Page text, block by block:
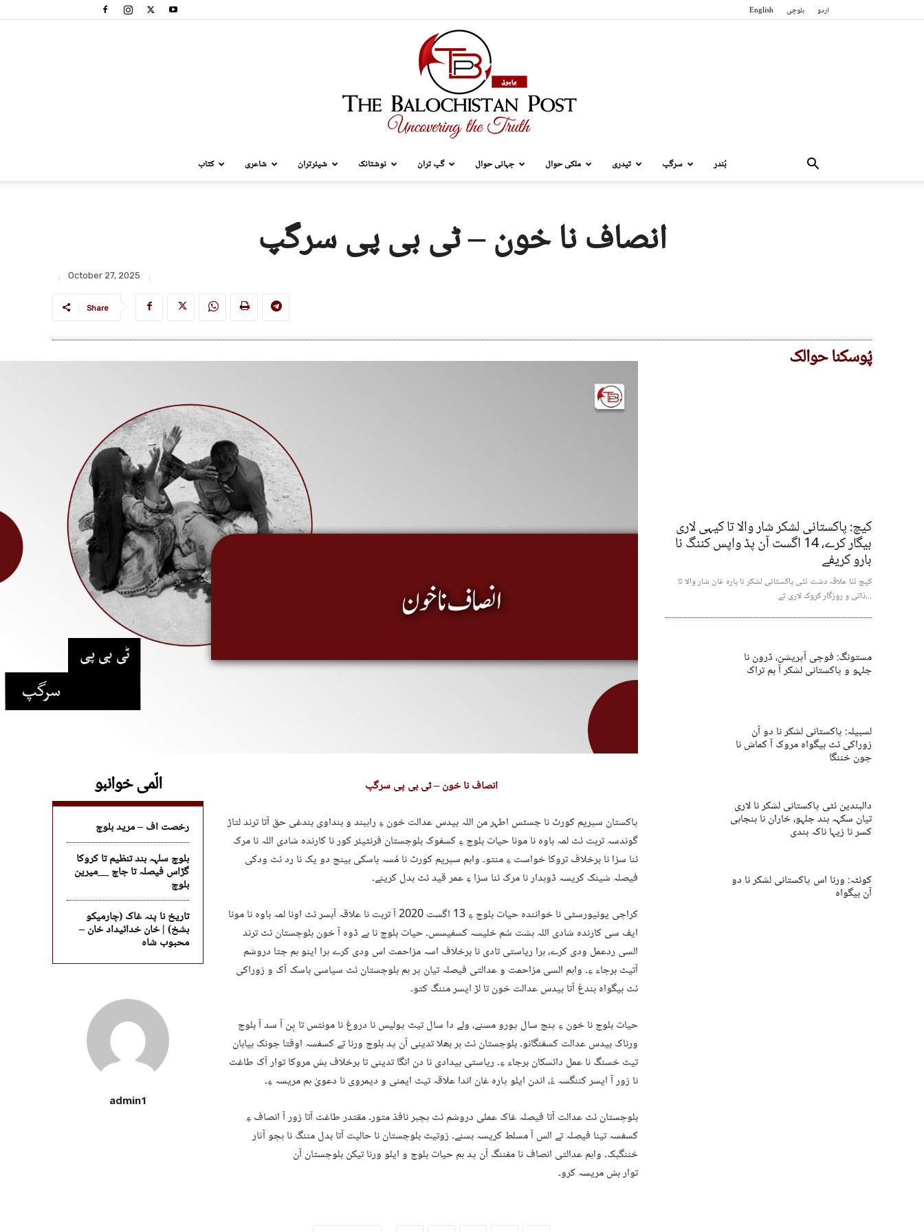
English بلوچی اردو
بُندر سرگپ تیدری ملکی حوال جہانی حوال گپ تران نوشتانک شیئرتران شاعری کتاب
انصاف نا خون – ٹی بی پی سرگپ
October 27, 2025
Share
الّمی خوانبو
رخصت اف – مرید بلوچ
بلوچ سلہہ بند تنظیم تا کروکا
گڑاس فیصلہ تا جاچ __میرین
بلوچ
تاریخ نا پنہ غاک (چارمیکو
بشخ) | خان خدائیداد خان –
محبوب شاہ
admin1
انصاف نا خون – ٹی بی پی سرگپ
پاکستان سپریم کورٹ نا جسٹس اطہر من اللہ بیدس عدالت خون ءِ راہبند و بنداوی بندغی حق آتا ترند لتاڑ
گوندسہ تربت ئٹ لمہ باوہ نا مونا حیات بلوچ ءِ کسفوک بلوچستان فرنٹیئر کور نا کارندہ شادی اللہ نا مرک
ئنا سزا نا برخلاف تروکا خواست ءِ منتو۔ واہم سپریم کورٹ نا مُسہ باسکی بینچ دو یک نا رد ئٹ ودکی
فیصلہ شینک کریسہ ڈوہدار نا مرک ئنا سزا ءِ عمر قید ئٹ بدل کرینے۔
کراچی یونیورسٹی نا خوانندہ حیات بلوچ ءِ 13 اگست 2020 آ تربت نا علاقہ آبسر ئٹ اونا لمہ باوہ نا مونا
ایف سی کارندہ شادی اللہ ہشت سُم خلیسہ کسفیسس۔ حیات بلوچ نا بے ڈوہ آ خون بلوچستان ئٹ ترند
السی ردعمل ودی کرے، ہرا ریاستی تادی نا برخلاف اسہ مزاحمت اس ودی کرے ہرا اینو ہم جتا دروشم
آتیٹ برجاء ءِ۔ واہم السی مزاحمت و عدالتی فیصلہ تیان پر ہم بلوچستان ئٹ سیاسی باسک آک و زوراکی
ئٹ بیگواہ بندغ آتا بیدس عدالت خون تا لڑ ایسر مننگ کتو۔
حیات بلوچ نا خون ءِ پنچ سال پورو مسنے، ولے دا سال تیٹ پولیس نا دروغ نا مونتس تا پِن آ سد آ بلوچ
ورناک بیدس عدالت کسفنگانو۔ بلوچستان ئٹ ہر بھلا تدینی آن پد بلوچ ورنا تے کسفسہ اوفتا جونک بیابان
تیٹ خسنگ نا عمل دائسکان برجاء ءِ۔ ریاستی بیدادی نا دن انگا تدینی تا برخلاف بش مروکا توار آک طاغت
نا زور آ ایسر کننگسہ ءُ، اندن ایلو پارہ غان اندا علاقہ تیٹ ایمنی و دیمروی نا دعویٰ ہم مریسہ ءِ۔
بلوچستان ئٹ عدالت آتا فیصلہ غاک عملی دروشم ئٹ ہچبر نافذ متور۔ مقتدر طاغت آتا زور آ انصاف ءِ
کسفسہ تینا فیصلہ تے الس آ مسلط کریسہ بسنے۔ زوتیٹ بلوچستان نا حالیت آتا بدل مننگ نا ہچو آثار
خننگپک۔ واہم عدالتی انصاف نا مفننگ آن پد ہم حیات بلوچ و ایلو ورنا تیکن بلوچستان آن
توار بش مریسہ کرو۔
پُوسکنا حوالک
کیچ: پاکستانی لشکر شار والا تا کیہی لاری
بیگار کرے، 14 اگست آن پڈ واپس کننگ نا
بارو کریفے
کیچ ئنا علاقہ دشت ئٹی پاکستانی لشکر نا پارہ غان شار والا تا
ذاتی و روزگار کروک لاری تے...
مستونگ: فوجی آپریشن، ڈرون نا
جلہو و پاکستانی لشکر آ بم تراک
لسبیلہ: پاکستانی لشکر نا دو آن
زوراکی ئٹ بیگواہ مروک آ کماش نا
جون خننگا
دالبندین ئٹی پاکستانی لشکر نا لاری
تیان سکہہ بند جلہو، خاران نا بنجاہی
کسر نا زیہا ناکہ بندی
کوئٹہ: ورنا اس پاکستانی لشکر نا دو
آن بیگواہ